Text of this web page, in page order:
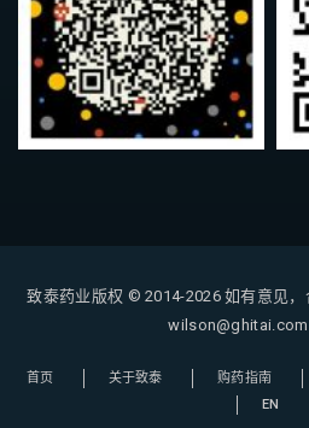
致泰药业版权 © 2014-2026如有意见，
wilson@ghitai.com
首页 关于致泰 购药指南
EN